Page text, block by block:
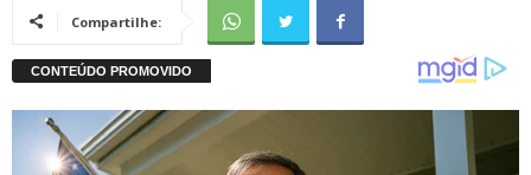
Compartilhe: